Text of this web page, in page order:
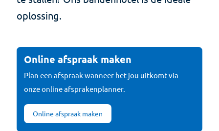
oplossing.
Online afspraak maken
Plan een afspraak wanneer het jou uitkomt via
onze online afsprakenplanner.
Online afspraak maken